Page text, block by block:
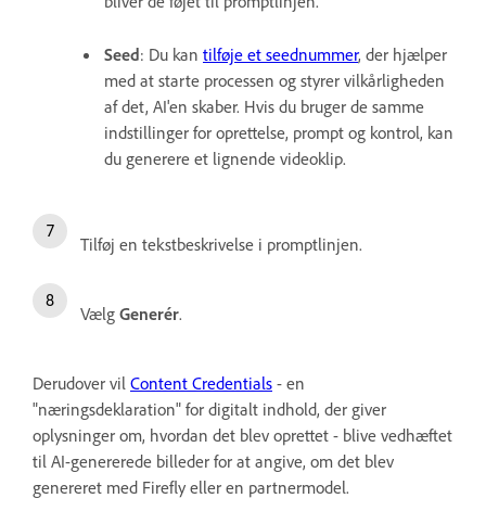
Seed: Du kan tilføje et seednummer, der hjælper
med at starte processen og styrer vilkårligheden
af det, AI'en skaber. Hvis du bruger de samme
indstillinger for oprettelse, prompt og kontrol, kan
du generere et lignende videoklip.
Tilføj en tekstbeskrivelse i promptlinjen.
Vælg Generér.
Derudover vil Content Credentials - en
"næringsdeklaration" for digitalt indhold, der giver
oplysninger om, hvordan det blev oprettet - blive vedhæftet
til AI-genererede billeder for at angive, om det blev
genereret med Firefly eller en partnermodel.